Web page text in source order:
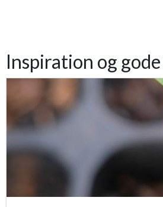
Inspiration og